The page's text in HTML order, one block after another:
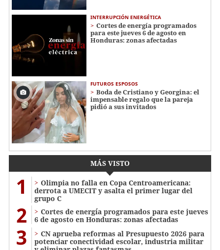
INTERRUPCIÓN ENERGÉTICA
Cortes de energía programados
para este jueves 6 de agosto en
Honduras: zonas afectadas
FUTUROS ESPOSOS
Boda de Cristiano y Georgina: el
impensable regalo que la pareja
pidió a sus invitados
MÁS VISTO
1
Olimpia no falla en Copa Centroamericana:
derrota a UMECIT y asalta el primer lugar del
grupo C
2
Cortes de energía programados para este jueves
6 de agosto en Honduras: zonas afectadas
3
CN aprueba reformas al Presupuesto 2026 para
potenciar conectividad escolar, industria militar